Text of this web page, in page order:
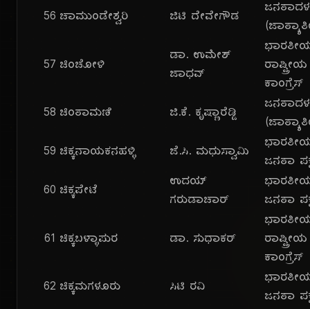
56 ಚಾಮುಂಡೇಶ್ವರಿ ಜಿಟಿ ದೇವೇಗೌಡ
ಜನತಾದಳ
57 ಚಿಂಚೋಳಿ
ಡಾ. ಉಮೇಶ್
ಜಾಧವ್
ರಾಷ್ಟ್ರೀಯ
ಕಾಂಗ್ರೆಸ್
58 ಚಿಂತಾಮಣಿ ಜಿ.ಕೆ. ಕೃಷ್ಣಾರೆಡ್ಡಿ
ಜನತಾದಳ
59 ಚಿಕ್ಕನಾಯಕನಹಳ್ಳಿ ಜೆ.ಸಿ. ಮಧುಸ್ವಾಮಿ
ಜನತಾ
60 ಚಿಕ್ಕಪೇಟೆ
ಉದಯ್
ಗರುಡಾಚಾರ್
ಜನತಾ
61 ಚಿಕ್ಕಬಳ್ಳಾಪುರ ಡಾ. ಸುಧಾಕರ್
ರಾಷ್ಟ್ರೀಯ
ಕಾಂಗ್ರೆಸ್
62 ಚಿಕ್ಕಮಗಳೂರು ಸಿಟಿ ರವಿ
ಜನತಾ